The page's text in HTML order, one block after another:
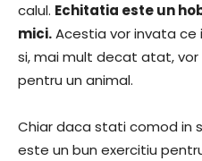
calul. Echitatia este un
mici.Acestia vor invata ce
si, mai mult decat atat,
pentru un animal.
Chiar daca stati comod in
este un bun exercitiu